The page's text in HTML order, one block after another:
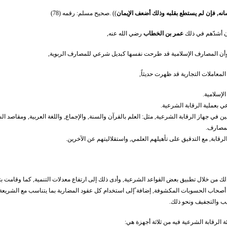
فإن لم يستطع بقلبه وذلك أضعف الإيمان)) .صحيح مسلم: رقمه (78)
أشدّهم في ذلك عمر بن الخطاب رضي الله عنه,
ًوأن المصارف الإسلامية قد طرحت نفسها كبديل شرعي للمصارف الربوية,
التجارية قد ظهرت حديثاً,
بعملية الرقابة الشرعية.
الرقابة الشرعية, مثل: العلم بالقرآن والسنة, والإجماع, واللغة العربية, ومقاصد
مع التدقيق على تأهيلهم العلمي, واستقلاليتهم عن الآخرين.
من خلال تطبيق بعض القواعد الشرعية, وأدى ذلك إلى ارتفاع معدلات التنمية, كما وقامت
الحسوبات المكشوفة, إضافة ًإلى استخدام كل عقود المضاربة بما يتناسب مع
والتجفيف ونحو ذلك.
الشرعية فيه من ثلاثة أجهزة هي: